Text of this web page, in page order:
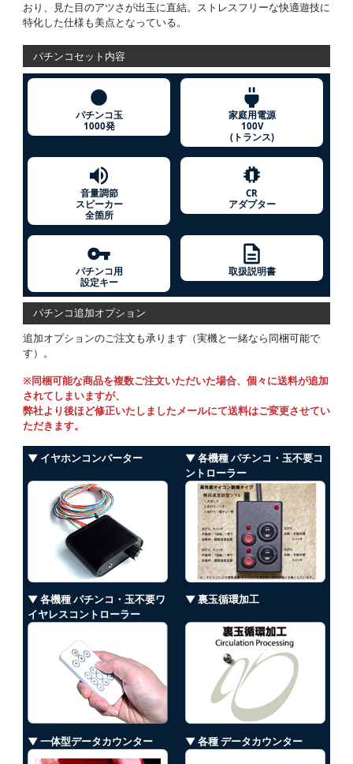
おり、見た目のアツさが出玉に直結。ストレスフリーな快適遊技に
特化した仕様も美点となっている。
パチンコセット内容
パチンコ玉
1000発
家庭用電源
100V
(トランス)
音量調節
スピーカー
全箇所
CR
アダプター
パチンコ用
設定キー
取扱説明書
パチンコ追加オプション
追加オプションのご注文も承ります（実機と一緒なら同梱可能で
す）。
※同梱可能な商品を複数ご注文いただいた場合、個々に送料が追加
されてしまいますが、
弊社より後ほど修正いたしましたメールにて送料はご変更させてい
ただきます。
▼ イヤホンコンバーター
▼ 各機種 パチンコ・玉不要コ
ントローラー
▼ 各機種 パチンコ・玉不要ワ
イヤレスコントローラー
▼ 裏玉循環加工
▼ 一体型データカウンター ▼ 各種 データカウンター